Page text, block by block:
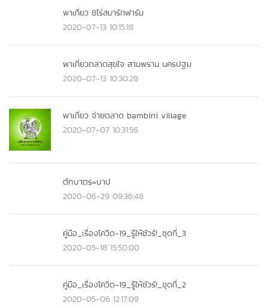
พาเทียว 8ไร่สมาร์ทฟาร์ม
2020-07-13 10:15:18
พาเที่ยวตลาดสุขใจ สามพราน นครปฐม
2020-07-13 10:30:28
พาเที่ยว จ่ายตลาด bambini village
2020-07-07 10:31:56
ตักบาตร=บาป
2020-06-29 09:36:48
คู่มือ_เรื่องโควิด-19_รู้ให้ชัวร์!_ชุดที่_3
2020-05-18 15:50:00
คู่มือ_เรื่องโควิด-19_รู้ให้ชัวร์!_ชุดที่_2
2020-05-06 12:17:09